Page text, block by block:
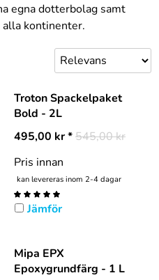
egna dotterbolag samt
kontinenter.
Troton Spackelpaket
Bold - 2L
495,00 kr*545,00 kr
Pris innan
kan levereras inom 2-4 dagar
Jämför
Mipa EPX
Epoxygrundfärg - 1 L